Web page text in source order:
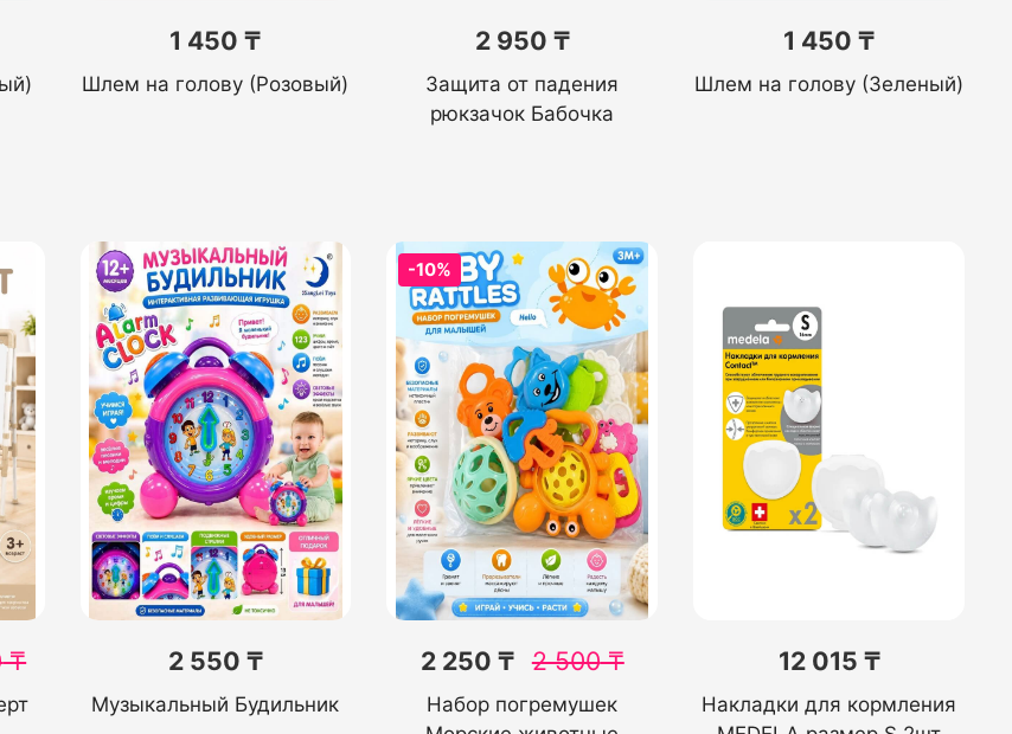
1 450 ₸
Шлем на голову (Розовый)
2 950 ₸
Защита от падения
рюкзачок Бабочка
1 450 ₸
Шлем на голову (Зеленый)
₸ 2 550 ₸
Музыкальный Будильник
-10%
2 250 ₸ 2 500₸
Набор погремушек
12 015 ₸
Накладки для кормления